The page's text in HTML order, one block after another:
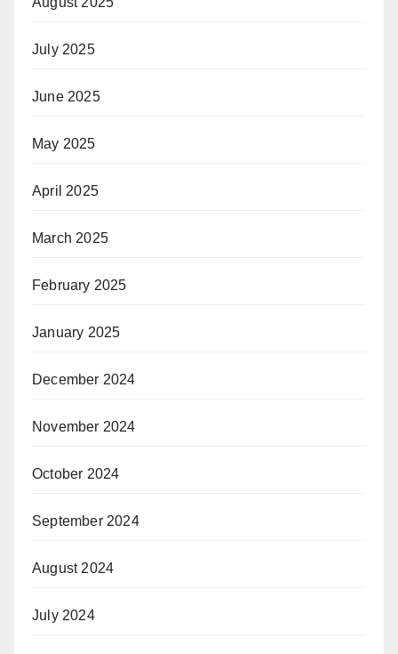
July 2025
June 2025
May 2025
April 2025
March 2025
February 2025
January 2025
December 2024
November 2024
October 2024
September 2024
August 2024
July 2024